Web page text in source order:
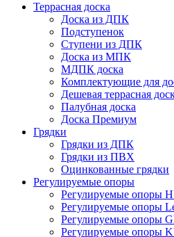
Террасная доска
Доска из ДПК
Подступенок
Ступени из ДПК
Доска из МПК
МДПК доска
Комплектующие для
Дешевая террасная
Палубная доска
Доска Премиум
Грядки
Грядки из ДПК
Грядки из ПВХ
Оцинкованные грядки
Регулируемые опоры
Регулируемые опоры
Регулируемые опоры
Регулируемые опоры
Регулируемые опоры